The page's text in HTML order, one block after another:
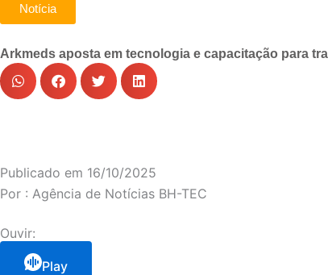
Notícia
Arkmeds aposta em tecnologia e capacitação para
Publicado em 16/10/2025
Por : Agência de Notícias BH-TEC
Ouvir:
Play